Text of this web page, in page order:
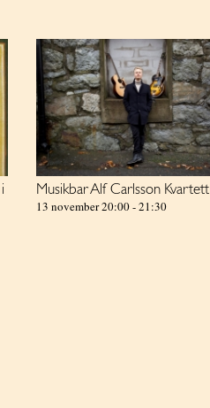
Musikbar Alf Carlsson Kvartett
13 november 20:00-21:30